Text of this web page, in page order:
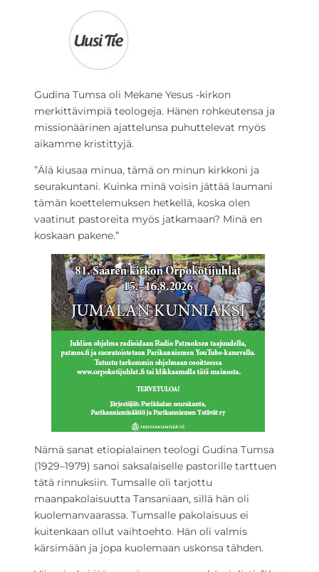
Gudina Tumsa oli Mekane Yesus -kirkon
merkittävimpiä teologeja. Hänen rohkeutensa ja
missionäärinen ajattelunsa puhuttelevat myös
aikamme kristittyjä.
”Älä kiusaa minua, tämä on minun kirkkoni ja
seurakuntani. Kuinka minä voisin jättää laumani
tämän koettelemuksen hetkellä, koska olen
vaatinut pastoreita myös jatkamaan? Minä en
koskaan pakene.”
Nämä sanat etiopialainen teologi Gudina Tumsa
(1929–1979) sanoi saksalaiselle pastorille tarttuen
tätä rinnuksiin. Tumsalle oli tarjottu
maanpakolaisuutta Tansaniaan, sillä hän oli
kuolemanvaarassa. Tumsalle pakolaisuus ei
kuitenkaan ollut vaihtoehto. Hän oli valmis
kärsimään ja jopa kuolemaan uskonsa tähden.